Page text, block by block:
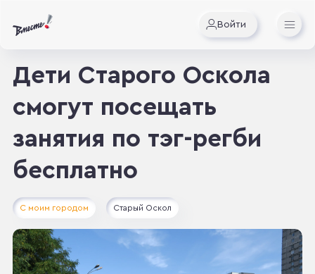
Войти
Дети Старого Оскола
смогут посещать
занятия по тэг-регби
бесплатно
С моим городом Старый Оскол